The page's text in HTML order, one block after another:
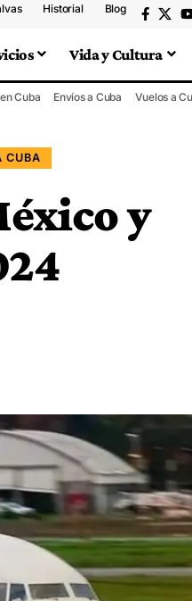
Historial Blog
Vida y Cultura
Cuba Envíos a Cuba Vuelos a
CUBA
y